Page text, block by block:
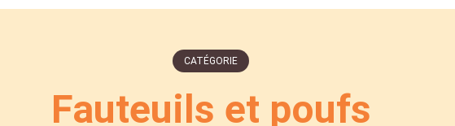
CATÉGORIE
Fauteuils et poufs